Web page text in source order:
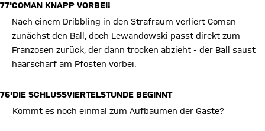
77'COMAN KNAPP VORBEI!
Nach einem Dribbling in den Strafraum verliert Coman
zunächst den Ball, doch Lewandowski passt direkt zum
Franzosen zurück, der dann trocken abzieht - der Ball saust
haarscharf am Pfosten vorbei.
76'DIE SCHLUSSVIERTELSTUNDE BEGINNT
Kommt es noch einmal zum Aufbäumen der Gäste?